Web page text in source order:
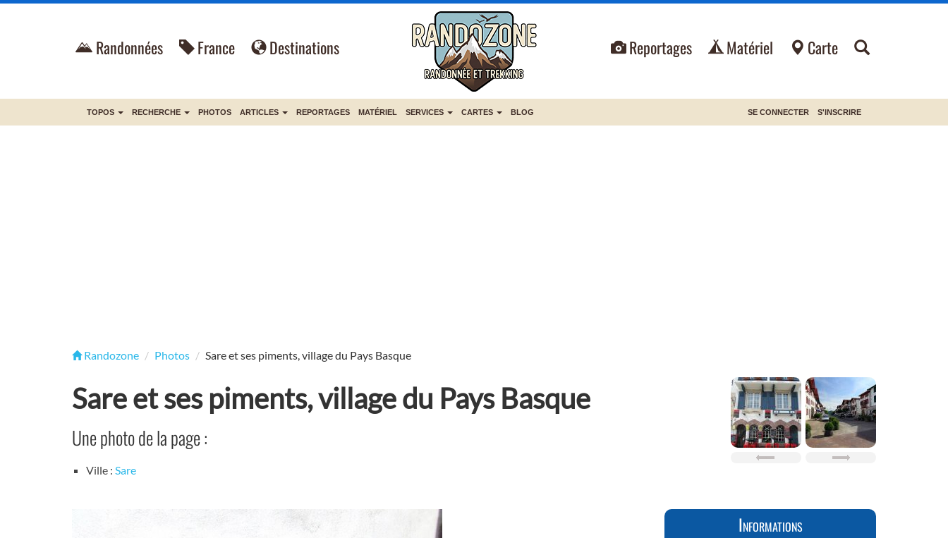
Randonnées France Destinations Reportages Matériel Carte
TOPOS RECHERCHE PHOTOS ARTICLES REPORTAGES MATÉRIEL SERVICES CARTES BLOG SE CONNECTER S'INSCRIRE
Randozone Photos Sare et ses piments, village du Pays Basque
Sare et ses piments, village du Pays Basque
Une photo de la page :
Ville : Sare
Informations